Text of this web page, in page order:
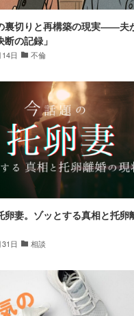
裏切りと再構築の現実――夫
の記録」
日 不倫
卵妻。ゾッとする真相と托卵
日 相談